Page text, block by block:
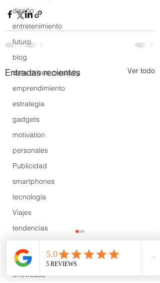
diseño
entretenimiento
futuro
blog
data-driven creativity
emprendimiento
estrategia
gadgets
motivation
personales
Publicidad
smartphones
tecnología
Viajes
tendencias
Wow
B2B
Showcase
Entradas recientes Ver todo